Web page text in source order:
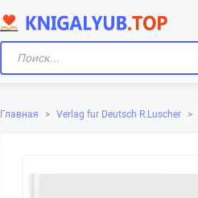
Главная > Verlag fur Deutsch R.Luscher >